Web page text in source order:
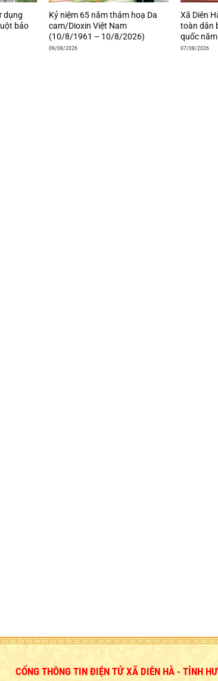
dụng
bảo
Kỷ niệm 65 năm thảm hoạ Da
cam/Dioxin Việt Nam
(10/8/1961 – 10/8/2026)
09/08/2026
Xã Diên
toàn dân
quốc
07/08/2026
CỔNG THÔNG TIN ĐIỆN TỬ XÃ DIÊN HÀ - TỈNH